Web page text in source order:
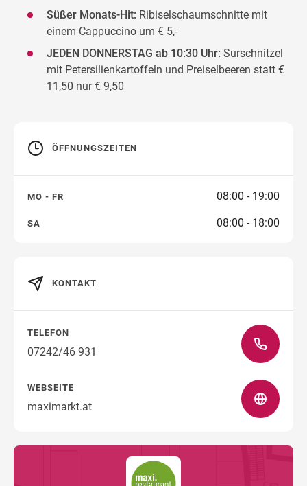
Süßer Monats-Hit: Ribiselschaumschnitte mit
einem Cappuccino um € 5,-
JEDEN DONNERSTAG ab 10:30 Uhr: Surschnitzel
mit Petersilienkartoffeln und Preiselbeeren statt €
11,50 nur € 9,50
ÖFFNUNGSZEITEN
MO - FR 08:00 - 19:00
SA 08:00 - 18:00
KONTAKT
TELEFON
07242/46 931
WEBSEITE
maximarkt.at